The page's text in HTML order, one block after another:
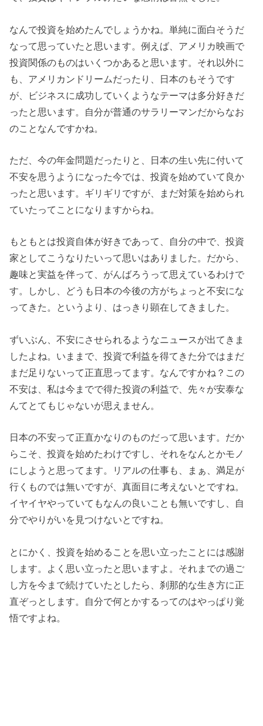
なんで投資を始めたんでしょうかね。単純に面白そうだ
なって思っていたと思います。例えば、アメリカ映画で
投資関係のものはいくつかあると思います。それ以外に
も、アメリカンドリームだったり、日本のもそうです
が、ビジネスに成功していくようなテーマは多分好きだ
ったと思います。自分が普通のサラリーマンだからなお
のことなんですかね。
ただ、今の年金問題だったりと、日本の生い先に付いて
不安を思うようになった今では、投資を始めていて良か
ったと思います。ギリギリですが、まだ対策を始められ
ていたってことになりますからね。
もともとは投資自体が好きであって、自分の中で、投資
家としてこうなりたいって思いはありました。だから、
趣味と実益を伴って、がんばろうって思えているわけで
す。しかし、どうも日本の今後の方がちょっと不安にな
ってきた。というより、はっきり顕在してきました。
ずいぶん、不安にさせられるようなニュースが出てきま
したよね。いままで、投資で利益を得てきた分ではまだ
まだ足りないって正直思ってます。なんですかね？この
不安は、私は今までで得た投資の利益で、先々が安泰な
んてとてもじゃないが思えません。
日本の不安って正直かなりのものだって思います。だか
らこそ、投資を始めたわけですし、それをなんとかモノ
にしようと思ってます。リアルの仕事も、まぁ、満足が
行くものでは無いですが、真面目に考えないとですね。
イヤイヤやっていてもなんの良いことも無いですし、自
分でやりがいを見つけないとですね。
とにかく、投資を始めることを思い立ったことには感謝
します。よく思い立ったと思いますよ。それまでの過ご
し方を今まで続けていたとしたら、刹那的な生き方に正
直ぞっとします。自分で何とかするってのはやっぱり覚
悟ですよね。